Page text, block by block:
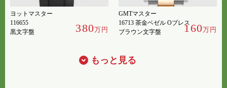
ヨットマスター
116655
黒文字盤
380万円
GMTマスター
16713 茶金ベゼル Oブレス
ブラウン文字盤
160万円
もっと見る